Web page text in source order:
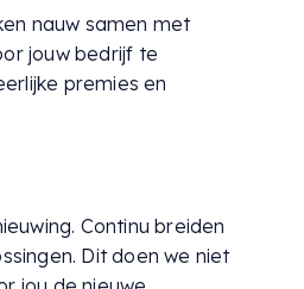
nauw samen met
jouw bedrijf te
premies en
Continu breiden
Dit doen we niet